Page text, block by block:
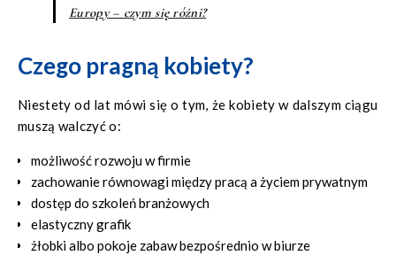
Europy – czym się różni?
Czego pragną kobiety?
Niestety od lat mówi się o tym, że kobiety w dalszym ciągu
muszą walczyć o:
możliwość rozwoju w firmie
zachowanie równowagi między pracą a życiem prywatnym
dostęp do szkoleń branżowych
elastyczny grafik
żłobki albo pokoje zabaw bezpośrednio w biurze